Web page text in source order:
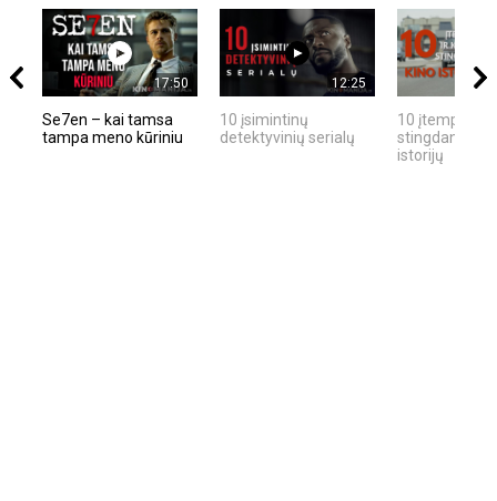
17:50
Se7en – kai tamsa
tampa meno kūriniu
12:25
10 įsimintinų
detektyvinių serialų
10 įtemptų,
stingdančių
istorijų